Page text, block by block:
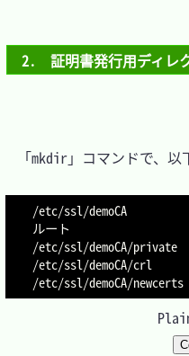
2.　証明書発行用ディレ
「mkdir」コマンドで、以
/etc/ssl/demoCA
ルート
/etc/ssl/demoCA/private
/etc/ssl/demoCA/crl